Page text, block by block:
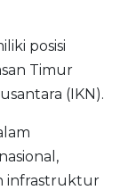
posisi
Timur
(IKN).
infrastruktur